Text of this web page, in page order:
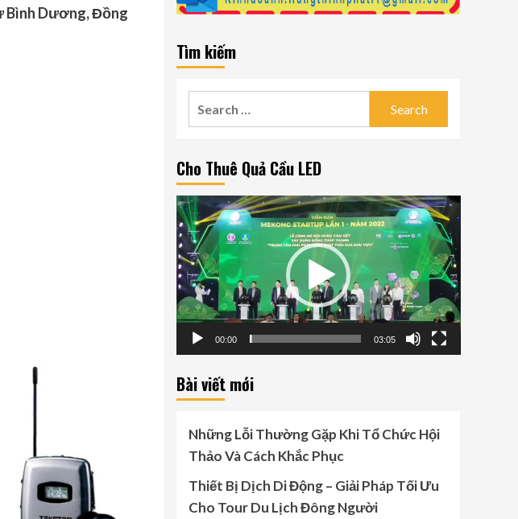
Bình Dương, Đồng
Tìm kiếm
Cho Thuê Quả Cầu LED
Video
Player
00:00 03:05
Bài viết mới
Những Lỗi Thường Gặp Khi Tổ Chức Hội
Thảo Và Cách Khắc Phục
Thiết Bị Dịch Di Động – Giải Pháp Tối Ưu
Cho Tour Du Lịch Đông Người